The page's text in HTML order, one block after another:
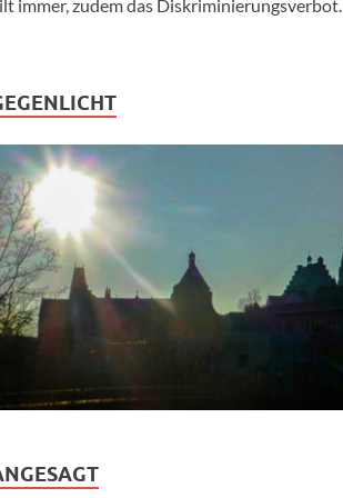
immer, zudem das Diskriminierungsverbot.